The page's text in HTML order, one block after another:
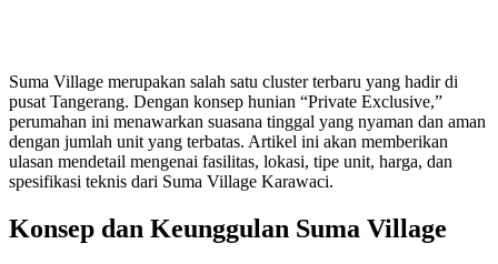
Suma Village merupakan salah satu cluster terbaru yang hadir di
pusat Tangerang. Dengan konsep hunian “Private Exclusive,”
perumahan ini menawarkan suasana tinggal yang nyaman dan aman
dengan jumlah unit yang terbatas. Artikel ini akan memberikan
ulasan mendetail mengenai fasilitas, lokasi, tipe unit, harga, dan
spesifikasi teknis dari Suma Village Karawaci.
Konsep dan Keunggulan Suma Village